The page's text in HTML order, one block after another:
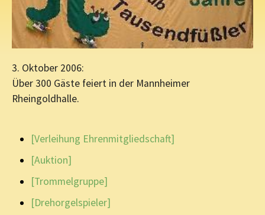
3. Oktober 2006:
Über 300 Gäste feiert in der Mannheimer
Rheingoldhalle.
[Verleihung Ehrenmitgliedschaft]
[Auktion]
[Trommelgruppe]
[Drehorgelspieler]